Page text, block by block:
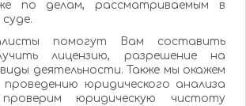
рассматриваемым в
лицензию, разрешение на
деятельности. Также мы окажем
юридическую чистоту